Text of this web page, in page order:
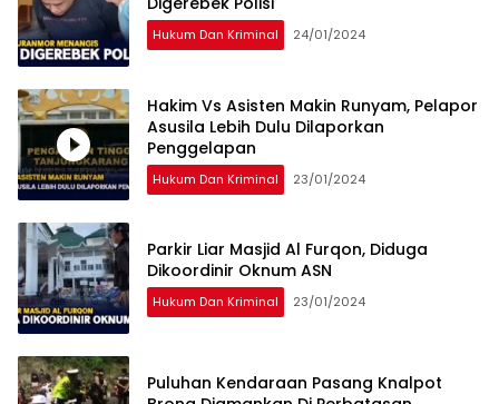
Hukum Dan Kriminal 24/01/2024
Hakim Vs Asisten Makin Runyam, Pelapor
Asusila Lebih Dulu Dilaporkan
Penggelapan
Hukum Dan Kriminal 23/01/2024
Parkir Liar Masjid Al Furqon, Diduga
Dikoordinir Oknum ASN
Hukum Dan Kriminal 23/01/2024
Puluhan Kendaraan Pasang Knalpot